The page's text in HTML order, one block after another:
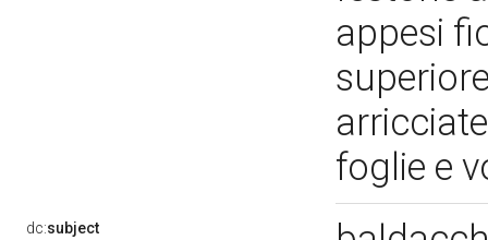
appesi
foglie e
dc:subject